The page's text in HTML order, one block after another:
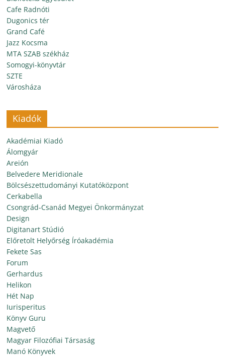
Cafe Radnóti
Dugonics tér
Grand Café
Jazz Kocsma
MTA SZAB székház
Somogyi-könyvtár
SZTE
Városháza
Kiadók
Akadémiai Kiadó
Álomgyár
Areión
Belvedere Meridionale
Bölcsészettudományi Kutatóközpont
Cerkabella
Csongrád-Csanád Megyei Önkormányzat
Design
Digitanart Stúdió
Előretolt Helyőrség Íróakadémia
Fekete Sas
Forum
Gerhardus
Helikon
Hét Nap
Iurisperitus
Könyv Guru
Magvető
Magyar Filozófiai Társaság
Manó Könyvek